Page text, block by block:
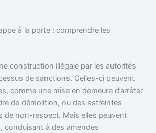
à la porte : comprendre les
construction illégale par les autorités
de sanctions. Celles-ci peuvent
comme une mise en demeure d’arrêter
de démolition, ou des astreintes
de non-respect. Mais elles peuvent
conduisant à des amendes